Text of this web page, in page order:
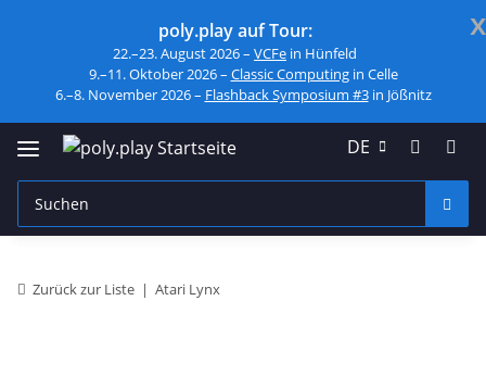
x
poly.play auf Tour:
22.–23. August 2026 – VCFe in Hünfeld
9.–11. Oktober 2026 – Classic Computingin Celle
6.–8. November 2026 – Flashback Symposium #3in Jößnitz
DE
Zurück zur Liste Atari Lynx